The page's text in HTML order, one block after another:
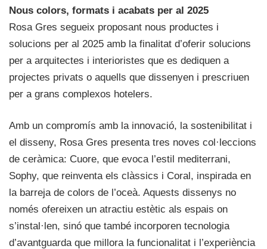
Nous colors, formats i acabats per al 2025
Rosa Gres segueix proposant nous productes i
solucions per al 2025 amb la finalitat d’oferir solucions
per a arquitectes i interioristes que es dediquen a
projectes privats o aquells que dissenyen i prescriuen
per a grans complexos hotelers.
Amb un compromís amb la innovació, la sostenibilitat i
el disseny, Rosa Gres presenta tres noves col·leccions
de ceràmica: Cuore, que evoca l’estil mediterrani,
Sophy, que reinventa els clàssics i Coral, inspirada en
la barreja de colors de l’oceà. Aquests dissenys no
només ofereixen un atractiu estètic als espais on
s’instal·len, sinó que també incorporen tecnologia
d’avantguarda que millora la funcionalitat i l’experiència